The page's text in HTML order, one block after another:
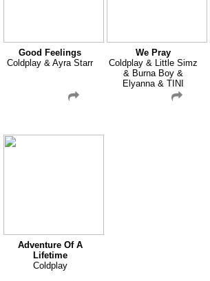
Good Feelings
Coldplay & Ayra Starr
We Pray
Coldplay & Little Simz
& Burna Boy &
Elyanna & TINI
Adventure Of A
Lifetime
Coldplay